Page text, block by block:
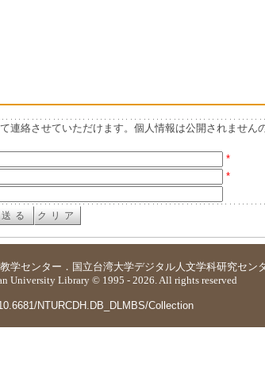
連絡させていただけます。個人情報は公開されません
*
*
学センター ． 国立台湾大学デジタル人文学科研究セン
University Library © 1995 - 2026. All rights reserved
NTURCDH.DB_DLMBS/Collection